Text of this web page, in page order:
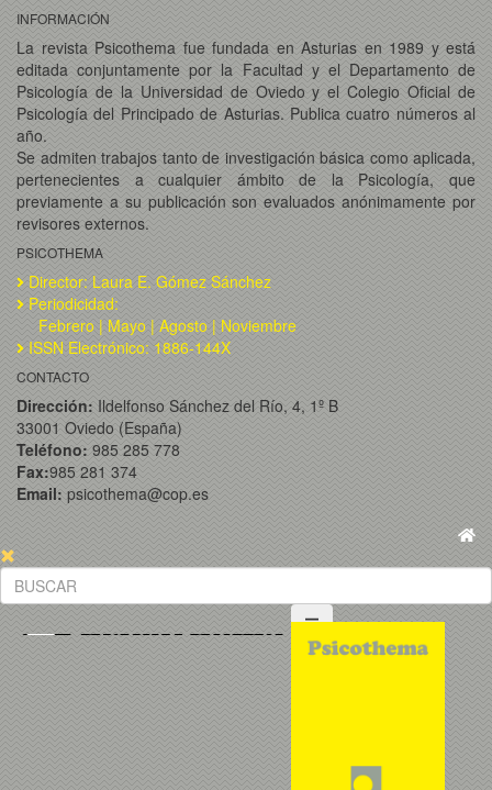
INFORMACIÓN
La revista Psicothema fue fundada en Asturias en 1989 y está
editada conjuntamente por la Facultad y el Departamento de
Psicología de la Universidad de Oviedo y el Colegio Oficial de
Psicología del Principado de Asturias. Publica cuatro números al
año.
Se admiten trabajos tanto de investigación básica como aplicada,
pertenecientes a cualquier ámbito de la Psicología, que
previamente a su publicación son evaluados anónimamente por
revisores externos.
PSICOTHEMA
Director: Laura E. Gómez Sánchez
Periodicidad:
Febrero | Mayo | Agosto | Noviembre
ISSN Electrónico: 1886-144X
CONTACTO
Dirección: Ildelfonso Sánchez del Río, 4, 1º B
33001 Oviedo (España)
Teléfono: 985 285 778
Fax:985 281 374
Email: psicothema@cop.es